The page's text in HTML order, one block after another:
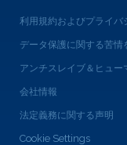
利用規約およびプライバ
データ保護に関する苦情
アンチスレイブ＆ヒュ
会社情報
法定義務に関する声明
Cookie Settings